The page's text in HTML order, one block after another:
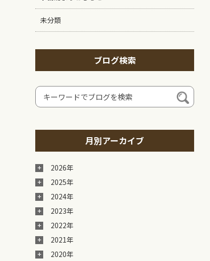
未分類
ブログ検索
月別アーカイブ
2026年
2025年
2024年
2023年
2022年
2021年
2020年